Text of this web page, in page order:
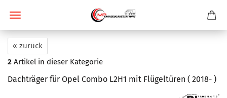
« zurück
2 Artikel in dieser Kategorie
Dachträger für Opel Combo L2H1 mit Flügeltüren ( 2018- )